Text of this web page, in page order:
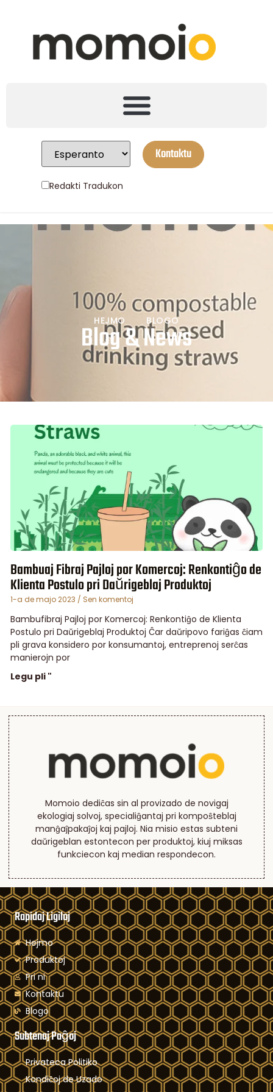
Redakti Tradukon
Kontaktu
HEJMO BLOGO
Blog & News
Bambuaj Fibraj Pajloj por Komercoj: Renkontiĝo de
Klienta Postulo pri Daŭrigeblaj Produktoj
1-a de majo 2023 Sen komentoj
Bambufibraj Pajloj por Komercoj: Renkontiĝo de Klienta
Postulo pri Daŭrigeblaj Produktoj Ĉar daŭripovo fariĝas ĉiam
pli grava konsidero por konsumantoj, entreprenoj serĉas
manierojn por
Legu pli "
Momoio dediĉas sin al provizado de novigaj
ekologiaj solvoj, specialiĝantaj pri kompoŝteblaj
manĝaĵpakaĵoj kaj pajloj. Nia misio estas subteni
daŭrigeblan estontecon per produktoj, kiuj miksas
funkciecon kaj median respondecon.
Rapidaj Ligiloj
Hejmo
Produktoj
Pri ni
Kontaktu
Blogo
Subtenaj Paĝoj
Privateca Politiko
Kondiĉoj de Uzado